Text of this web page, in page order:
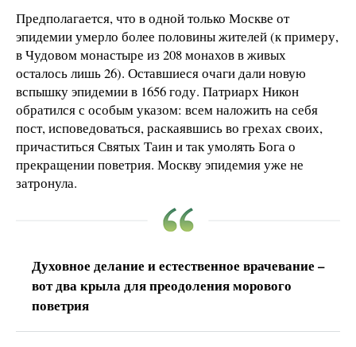
Предполагается, что в одной только Москве от
эпидемии умерло более половины жителей (к примеру,
в Чудовом монастыре из 208 монахов в живых
осталось лишь 26). Оставшиеся очаги дали новую
вспышку эпидемии в 1656 году. Патриарх Никон
обратился с особым указом: всем наложить на себя
пост, исповедоваться, раскаявшись во грехах своих,
причаститься Святых Таин и так умолять Бога о
прекращении поветрия. Москву эпидемия уже не
затронула.
Духовное делание и естественное врачевание –
вот два крыла для преодоления морового
поветрия